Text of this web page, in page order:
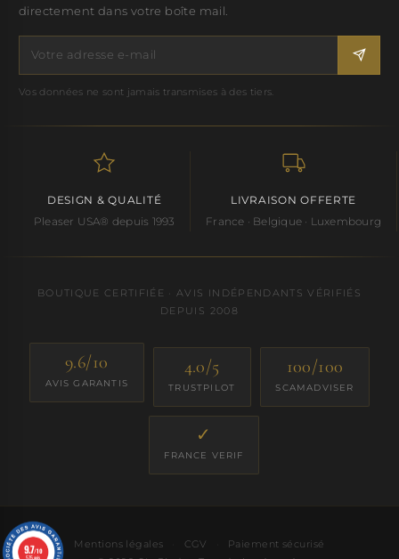
directement dans votre boîte mail.
Vos données ne sont jamais transmises à des tiers.
DESIGN & QUALITÉ
Pleaser USA® depuis 1993
LIVRAISON OFFERTE
France · Belgique · Luxembourg
BOUTIQUE CERTIFIÉE · AVIS INDÉPENDANTS VÉRIFIÉS
DEPUIS 2008
9.6/10
AVIS GARANTIS
4.0/5
TRUSTPILOT
100/100
SCAMADVISER
✓
FRANCE VERIF
Mentions légales CGV Paiement sécurisé
9.7/10